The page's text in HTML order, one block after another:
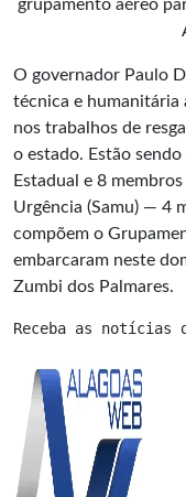
grupamento aéreo
O governador Paulo
técnica e humanitária
nos trabalhos de
o estado. Estão
Estadual e 8
Urgência (Samu) — 4
compõem o
embarcaram neste
Zumbi dos Palmares.
Receba as notícias